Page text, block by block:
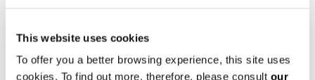
This website uses cookies
To offer you a better browsing experience, this site uses
cookies. To find out more, therefore, please consult our